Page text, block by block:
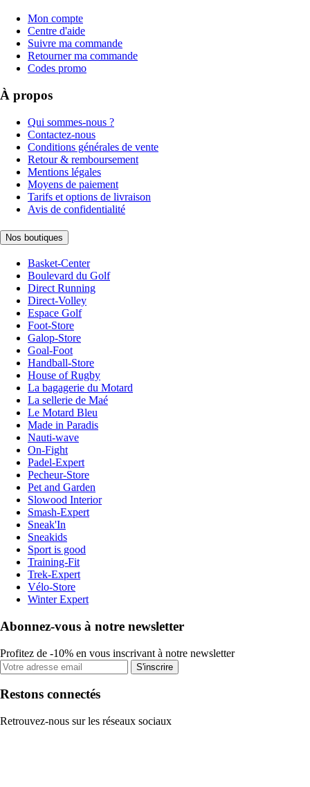
Mon compte
Centre d'aide
Suivre ma commande
Retourner ma commande
Codes promo
À propos
Qui sommes-nous ?
Contactez-nous
Conditions générales de vente
Retour & remboursement
Mentions légales
Moyens de paiement
Tarifs et options de livraison
Avis de confidentialité
Nos boutiques
Basket-Center
Boulevard du Golf
Direct Running
Direct-Volley
Espace Golf
Foot-Store
Galop-Store
Goal-Foot
Handball-Store
House of Rugby
La bagagerie du Motard
La sellerie de Maé
Le Motard Bleu
Made in Paradis
Nauti-wave
On-Fight
Padel-Expert
Pecheur-Store
Pet and Garden
Slowood Interior
Smash-Expert
Sneak'In
Sneakids
Sport is good
Training-Fit
Trek-Expert
Vélo-Store
Winter Expert
Abonnez-vous à notre newsletter
Profitez de -10% en vous inscrivant à notre newsletter
S'inscrire
Restons connectés
Retrouvez-nous sur les réseaux sociaux